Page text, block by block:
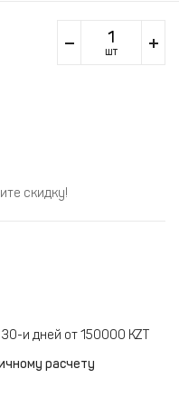
шт
скидку!
и дней от 150000 KZT
расчету